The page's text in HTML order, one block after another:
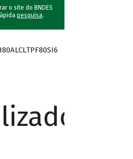
o site do BNDES
pesquisa.